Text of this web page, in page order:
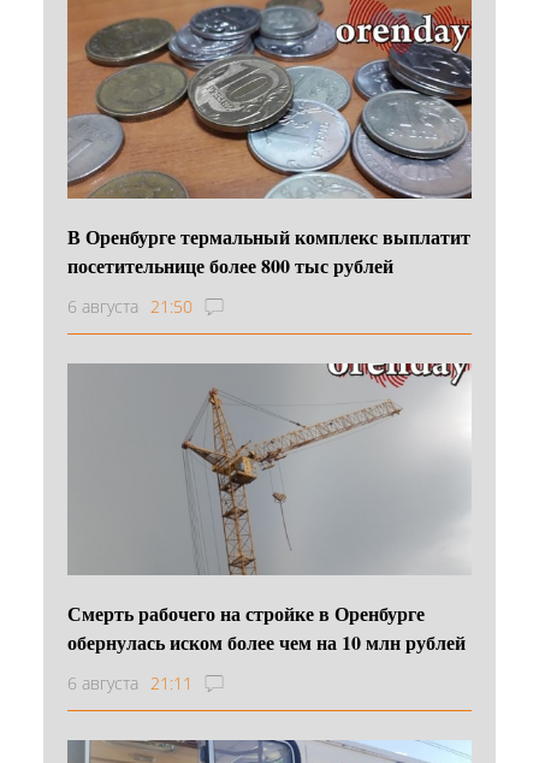
В Оренбурге термальный комплекс выплатит
посетительнице более 800 тыс рублей
6 августа 21:50
Смерть рабочего на стройке в Оренбурге
обернулась иском более чем на 10 млн рублей
6 августа 21:11